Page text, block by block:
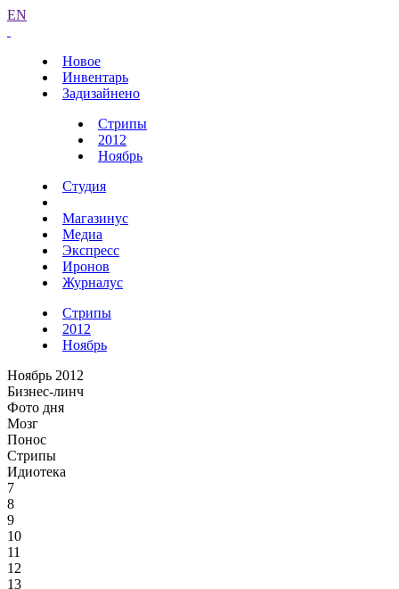
EN
Новое
Инвентарь
Задизайнено
Стрипы
2012
Ноябрь
Студия
Магазинус
Медиа
Экспресс
Иронов
Журналус
Стрипы
2012
Ноябрь
Ноябрь 2012
Бизнес-линч
Фото дня
Мозг
Понос
Стрипы
Идиотека
7
8
9
10
11
12
13